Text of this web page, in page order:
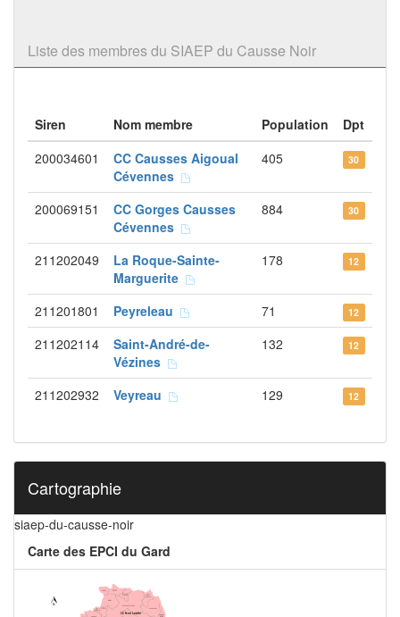
Liste des membres du SIAEP du Causse Noir
Siren Nom membre Population
Dpt
200034601
CC Causses Aigoual
Cévennes
405 30
200069151
CC Gorges Causses
Cévennes
884 30
211202049
La Roque-Sainte-
Marguerite
178 12
211201801 Peyreleau 71 12
211202114
Saint-André-de-
Vézines
132 12
211202932 Veyreau 129 12
Cartographie
siaep-du-causse-noir
Carte des EPCI du Gard